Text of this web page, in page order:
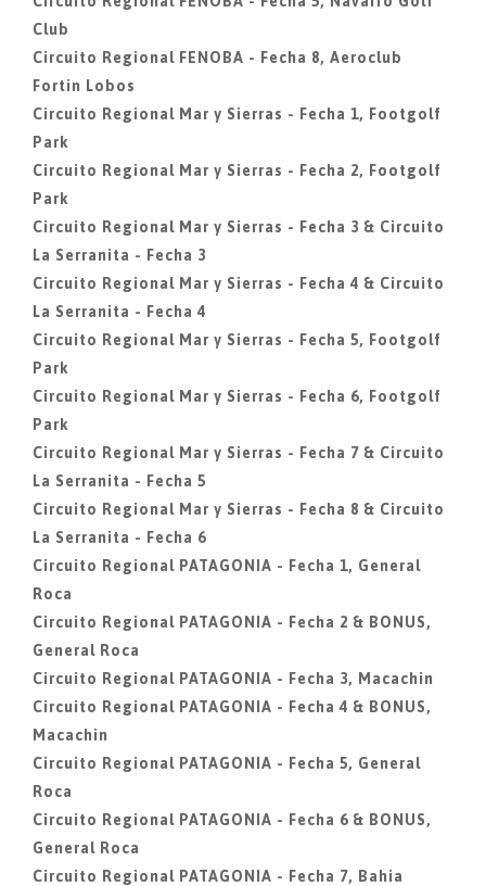
Club
Circuito Regional FENOBA - Fecha 8, Aeroclub
Fortin Lobos
Circuito Regional Mar y Sierras - Fecha 1, Footgolf
Park
Circuito Regional Mar y Sierras - Fecha 2, Footgolf
Park
Circuito Regional Mar y Sierras - Fecha 3 & Circuito
La Serranita - Fecha 3
Circuito Regional Mar y Sierras - Fecha 4 & Circuito
La Serranita - Fecha 4
Circuito Regional Mar y Sierras - Fecha 5, Footgolf
Park
Circuito Regional Mar y Sierras - Fecha 6, Footgolf
Park
Circuito Regional Mar y Sierras - Fecha 7 & Circuito
La Serranita - Fecha 5
Circuito Regional Mar y Sierras - Fecha 8 & Circuito
La Serranita - Fecha 6
Circuito Regional PATAGONIA - Fecha 1, General
Roca
Circuito Regional PATAGONIA - Fecha 2 & BONUS,
General Roca
Circuito Regional PATAGONIA - Fecha 3, Macachin
Circuito Regional PATAGONIA - Fecha 4 & BONUS,
Macachin
Circuito Regional PATAGONIA - Fecha 5, General
Roca
Circuito Regional PATAGONIA - Fecha 6 & BONUS,
General Roca
Circuito Regional PATAGONIA - Fecha 7, Bahia